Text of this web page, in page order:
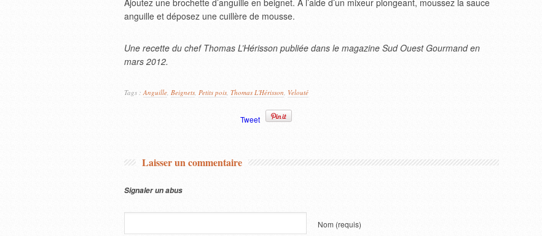
Ajoutez une brochette d’anguille en beignet. A l’aide d’un mixeur plongeant, moussez la sauce
anguille et déposez une cuillère de mousse.
Une recette du chef Thomas L’Hérisson publiée dans le magazine Sud Ouest Gourmand en
mars 2012.
Tags :Anguille, Beignets, Petits pois, Thomas L'Hérisson, Velouté
Tweet
Laisser un commentaire
Signaler un abus
Nom (requis)